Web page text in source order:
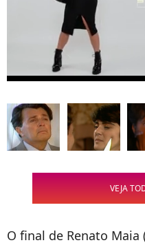
VEJA
O final de Renato